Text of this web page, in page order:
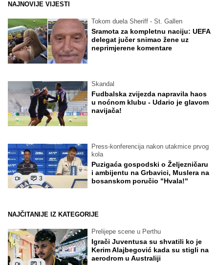
NAJNOVIJE VIJESTI
Tokom duela Sheriff - St. Gallen
Sramota za kompletnu naciju: UEFA
delegat jučer snimao žene uz
neprimjerene komentare
Skandal
Fudbalska zvijezda napravila haos
u noćnom klubu - Udario je glavom
navijača!
3
Press-konferencija nakon utakmice prvog
kola
Puzigaća gospodski o Željezničaru
i ambijentu na Grbavici, Muslera na
bosanskom poručio "Hvala!"
NAJČITANIJE IZ KATEGORIJE
Prelijepe scene u Perthu
Igrači Juventusa su shvatili ko je
Kerim Alajbegović kada su stigli na
aerodrom u Australiji